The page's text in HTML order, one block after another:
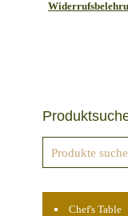
Chef's Table